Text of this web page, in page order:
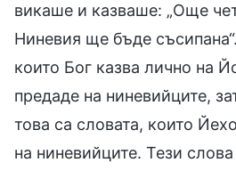
викаше и казваше: „Още
Ниневия ще бъде
които Бог казва лично на
предаде на ниневийците,
това са словата, които
на ниневийците. Тези